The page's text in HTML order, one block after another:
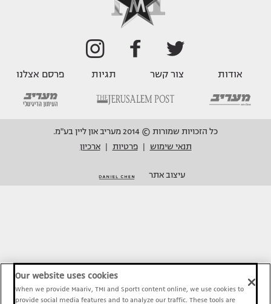
אודות צור קשר תגיות פרסם אצלנו
כל הזכויות שמורות © 2014 מעריב און ליין בע"מ.
תנאי שימוש
פרטיות ארכיון
עיצוב אתר
Our website uses cookies
When we provide Maariv, TMI and Sport1 content online, we use cookies to
provide social media features and to analyze our traffic. These tools are